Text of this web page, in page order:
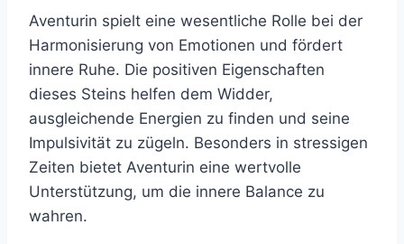
Aventurin spielt eine wesentliche Rolle bei der
Harmonisierung von Emotionen und fördert
innere Ruhe. Die positiven Eigenschaften
dieses Steins helfen dem Widder,
ausgleichende Energien zu finden und seine
Impulsivität zu zügeln. Besonders in stressigen
Zeiten bietet Aventurin eine wertvolle
Unterstützung, um die innere Balance zu
wahren.